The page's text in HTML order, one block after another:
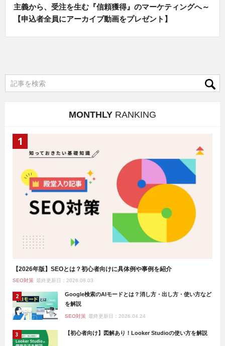
主義から、受注を生む『信頼獲得』のマーケティングへ～
【申込者全員にアーカイブ動画をプレゼント】
MONTHLY RANKING
【2026年版】SEOとは？初心者向けに具体例や事例を紹介
SEO対策 最終更新日：2026.08.03
Google検索のAIモードとは？消し方・出し方・使い方など
を解説
SEO対策 最終更新日：2026.04.24
【初心者向け】図解あり！Looker Studioの使い方を解説